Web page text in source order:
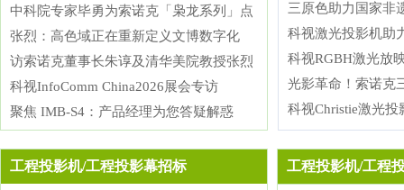
中科院专家毕勇为索诺克「枭龙系列」点
张烈：高色域正在重新定义文博数字化
访索诺克董事长朱谆及清华美院教授张烈
科视InfoComm China2026展会专访
聚焦 IMB-S4：产品经理为您答疑解惑
三原色助力国家非
科视激光投影机助
科视RGBH激光放
光影革命！索诺克
科视Christie激光
工程投影机/工程投影幕招标 工程投影机/工程